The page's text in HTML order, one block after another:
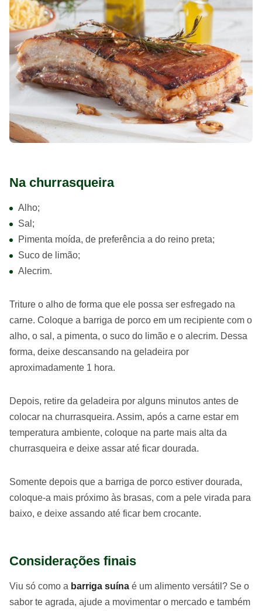
Na churrasqueira
Alho;
Sal;
Pimenta moída, de preferência a do reino preta;
Suco de limão;
Alecrim.
Triture o alho de forma que ele possa ser esfregado na
carne. Coloque a barriga de porco em um recipiente com o
alho, o sal, a pimenta, o suco do limão e o alecrim. Dessa
forma, deixe descansando na geladeira por
aproximadamente 1 hora.
Depois, retire da geladeira por alguns minutos antes de
colocar na churrasqueira. Assim, após a carne estar em
temperatura ambiente, coloque na parte mais alta da
churrasqueira e deixe assar até ficar dourada.
Somente depois que a barriga de porco estiver dourada,
coloque-a mais próximo às brasas, com a pele virada para
baixo, e deixe assando até ficar bem crocante.
Considerações finais
Viu só como a barriga suína é um alimento versátil? Se o
sabor te agrada, ajude a movimentar o mercado e também